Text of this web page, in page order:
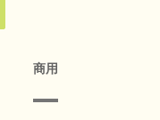
商用